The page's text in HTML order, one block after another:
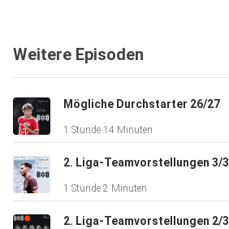
Weitere Episoden
Mögliche Durchstarter 26/27
1 Stunde 14 Minuten
2. Liga-Teamvorstellungen 3/3
1 Stunde 2 Minuten
2. Liga-Teamvorstellungen 2/3